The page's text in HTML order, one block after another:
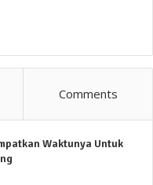
Comments
Waktunya Untuk